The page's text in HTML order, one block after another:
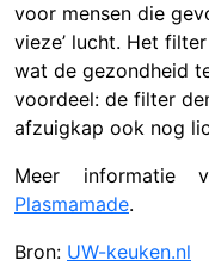
voor mensen die
vieze’ lucht. Het
wat de gezondheid
voordeel: de filter
afzuigkap ook nog
Meer
Plasmamade.
Bron: UW-keuken.nl